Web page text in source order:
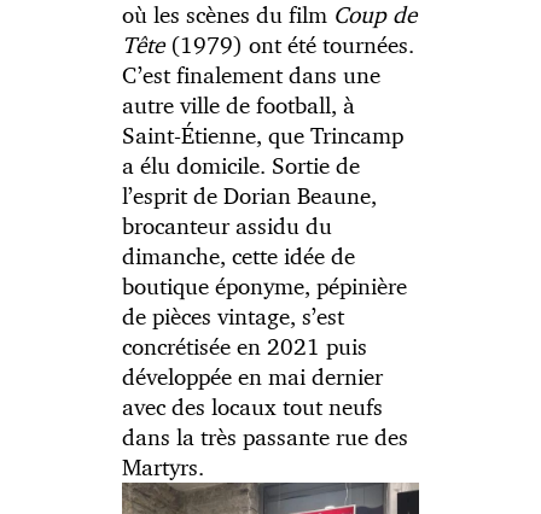
où les scènes du film Coup de
Tête(1979) ont été tournées.
C’est finalement dans une
autre ville de football, à
Saint-Étienne, que Trincamp
a élu domicile. Sortie de
l’esprit de Dorian Beaune,
brocanteur assidu du
dimanche, cette idée de
boutique éponyme, pépinière
de pièces vintage, s’est
concrétisée en 2021 puis
développée en mai dernier
avec des locaux tout neufs
dans la très passante rue des
Martyrs.